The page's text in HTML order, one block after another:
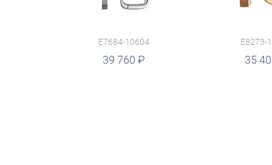
E7684-10604
39 760
E8273-
35
руб.